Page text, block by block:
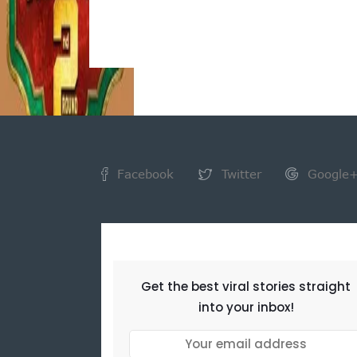
Facebook Twitter Google+
Get the best viral stories straight
into your inbox!